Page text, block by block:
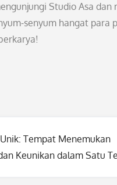
Studio Asa
senyum hangat para
Tempat Menemukan
Keunikan dalam Satu